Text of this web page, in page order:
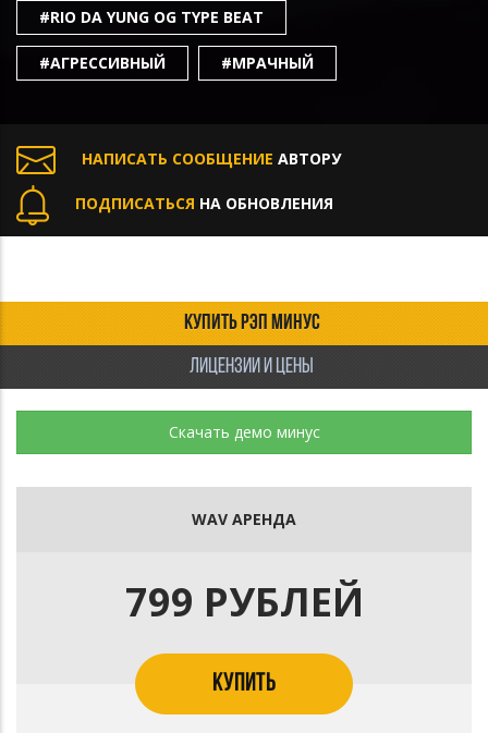
#RIO DA YUNG OG TYPE BEAT
#АГРЕССИВНЫЙ #МРАЧНЫЙ
НАПИСАТЬ СООБЩЕНИЕ АВТОРУ
ПОДПИСАТЬСЯ НА ОБНОВЛЕНИЯ
КУПИТЬ РЭП МИНУС
ЛИЦЕНЗИИ И ЦЕНЫ
Скачать демо минус
WAV АРЕНДА
799 РУБЛЕЙ
КУПИТЬ